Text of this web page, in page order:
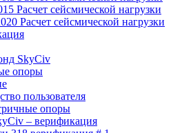
Расчет сейсмической нагрузки
Расчет сейсмической нагрузки
SkyCiv
опоры
пользователя
опоры
– верификация